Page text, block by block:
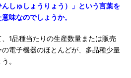
しゅしょうりょう）」という言葉を
味なのでしょうか。
、1品種当たりの生産数量または販売
電子機器のほとんどが、多品種少量
。